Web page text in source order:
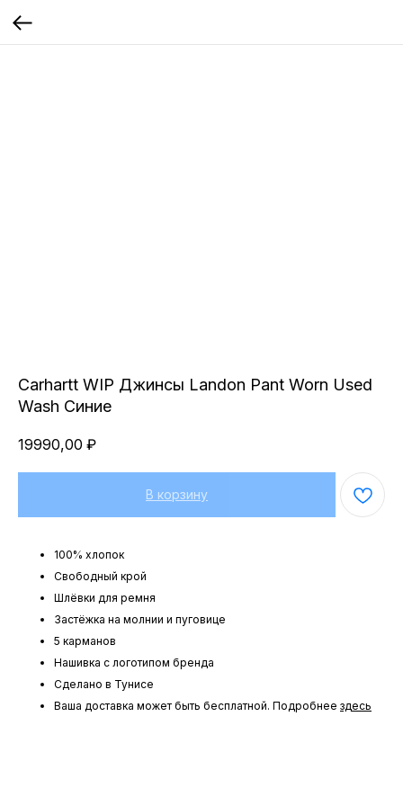
Carhartt WIP Джинсы Landon Pant Worn Used
Wash Синие
19990,00 ₽
В корзину
100% хлопок
Свободный крой
Шлёвки для ремня
Застёжка на молнии и пуговице
5 карманов
Нашивка с логотипом бренда
Сделано в Тунисе
Ваша доставка может быть бесплатной. Подробнее здесь